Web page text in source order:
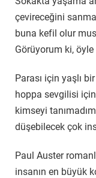
çevireceğini
buna kefil olur
Görüyorum ki,
Parası için yaşlı
hoppa sevgilisi
kimseyi
düşebilecek çok
Paul Auster
insanın en büyük